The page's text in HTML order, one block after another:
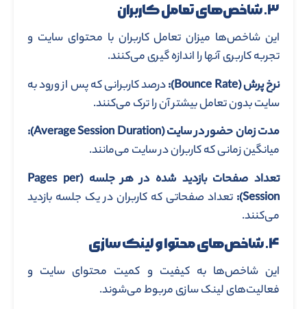
۳. شاخص‌های تعامل کاربران
این شاخص‌ها میزان تعامل کاربران با محتوای سایت و
تجربه کاربری آنها را اندازه ‌گیری می‌کنند.
نرخ پرش(Bounce Rate)
:درصد کاربرانی که پس از ورود به
سایت بدون تعامل بیشتر آن را ترک می‌کنند.
مدت زمان حضور در سایت(Average Session Duration)
:
میانگین زمانی که کاربران در سایت می‌مانند.
تعداد صفحات بازدید شده در هر جلسه (Pages per
Session)
: تعداد صفحاتی که کاربران در یک جلسه بازدید
می‌کنند.
۴. شاخص‌های محتوا و لینک‌ سازی
این شاخص‌ها به کیفیت و کمیت محتوای سایت و
فعالیت‌های لینک ‌سازی مربوط می‌شوند.